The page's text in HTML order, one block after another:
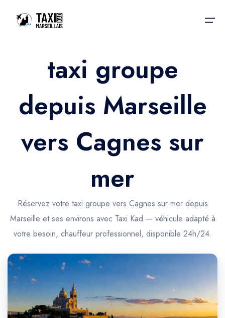
Accueil
Nos services
Nos services
Trajet Gare SNCF
Trajet Santé
Trajet Longue Distance
Taxis aéroport
Réservation
Actualités & évènements
Contactez-nous
taxi groupe
depuis Marseille
vers Cagnes sur
mer
Réservez votre taxi groupe vers Cagnes sur mer depuis
Marseille et ses environs avec Taxi Kad — véhicule adapté à
votre besoin, chauffeur professionnel, disponible 24h/24.